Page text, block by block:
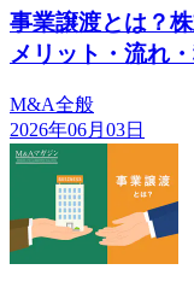
事業譲渡とは？
メリット・流れ
M&A全般
2026年06月03日